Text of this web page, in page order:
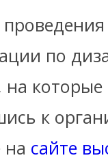
по
на
к
на сайте